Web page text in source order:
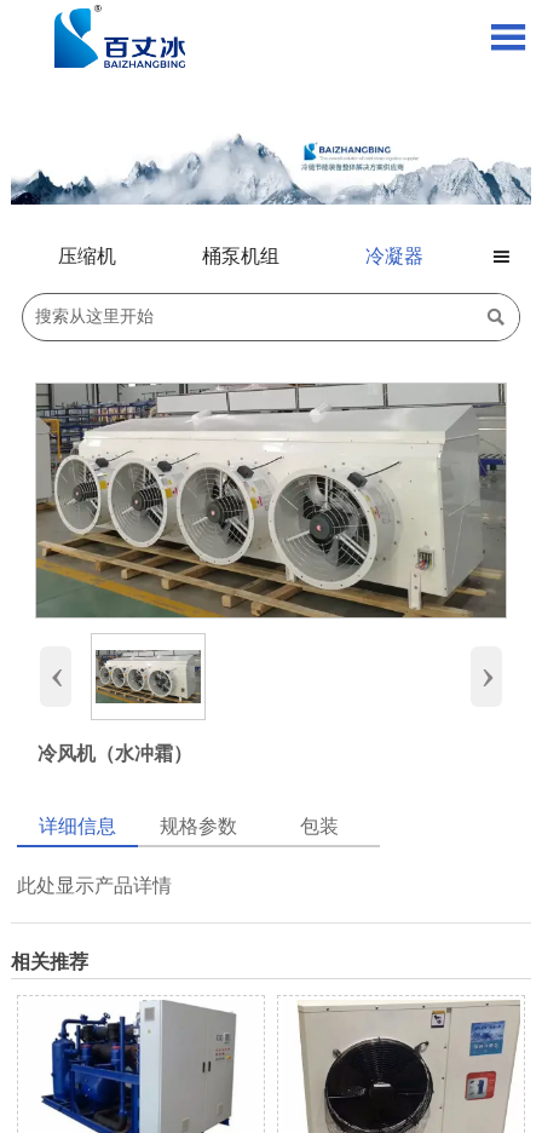

压缩机 桶泵机组 冷凝器 

‹ ›
冷风机（水冲霜）
详细信息 规格参数 包装
此处显示产品详情
相关推荐